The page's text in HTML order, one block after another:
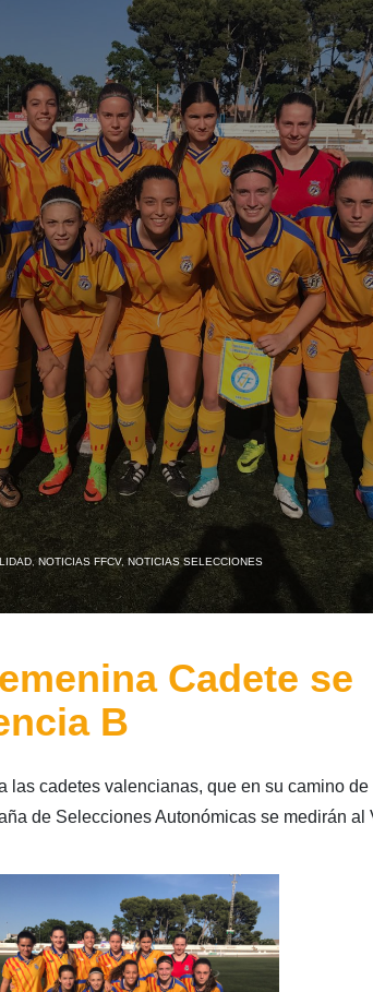
,NOTICIAS FFCV,NOTICIAS SELECCIONES
Cadete se
B
las cadetes valencianas, que en su camino
de Selecciones Autonómicas se medirán al